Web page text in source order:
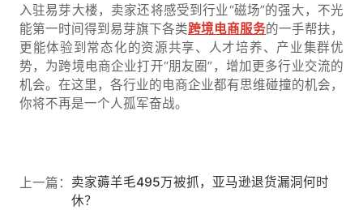
入驻易芽大楼，卖家还将感受到行业“磁场”的强大，不光
能第一时间得到易芽旗下各类跨境电商服务的一手帮扶，
更能体验到常态化的资源共享、人才培养、产业集群优
势，为跨境电商企业打开“朋友圈”，增加更多行业交流的
机会。在这里，各行业的电商企业都有思维碰撞的机会，
你将不再是一个人孤军奋战。
上一篇： 卖家薅羊毛495万被抓，亚马逊退货漏洞何时
休？